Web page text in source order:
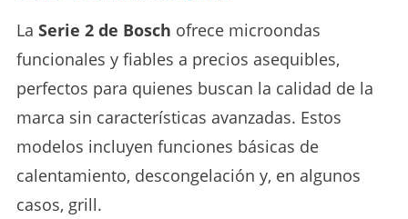
La Serie 2 de Bosch ofrece microondas
funcionales y fiables a precios asequibles,
perfectos para quienes buscan la calidad de la
marca sin características avanzadas. Estos
modelos incluyen funciones básicas de
calentamiento, descongelación y, en algunos
casos, grill.